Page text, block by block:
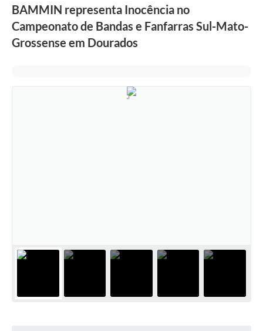
Renuncia de Receita
Galeria de Fotos
Plano Estratégico
BAMMIN representa Inocência no
Campeonato de Bandas e Fanfarras Sul-Mato-
Grossense em Dourados